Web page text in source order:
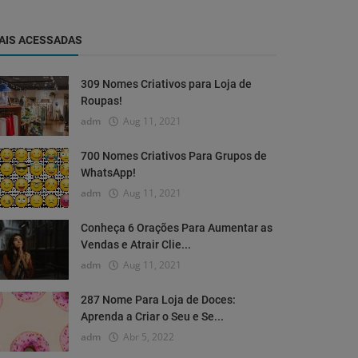
ACESSADAS
309 Nomes Criativos para Loja de
Roupas!
adm Aug 11, 2021
700 Nomes Criativos Para Grupos de
WhatsApp!
adm Aug 11, 2021
Conheça 6 Orações Para Aumentar as
Vendas e Atrair Clie...
adm Aug 11, 2021
287 Nome Para Loja de Doces:
Aprenda a Criar o Seu e Se...
adm Abr 5, 2022